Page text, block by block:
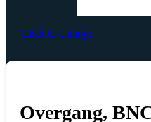
Click to enlarge
Overgang,